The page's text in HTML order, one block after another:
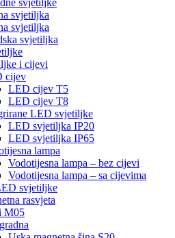
svjetiljke
svjetiljka
svjetiljka
svjetiljka
i cijevi
cijev
LED cijev T5
LED cijev T8
LED svjetiljke
LED svjetiljka IP20
LED svjetiljka IP65
lampa
Vodotijesna lampa – bez cijevi
Vodotijesna lampa – sa cijevima
svjetiljke
rasvjeta
M05